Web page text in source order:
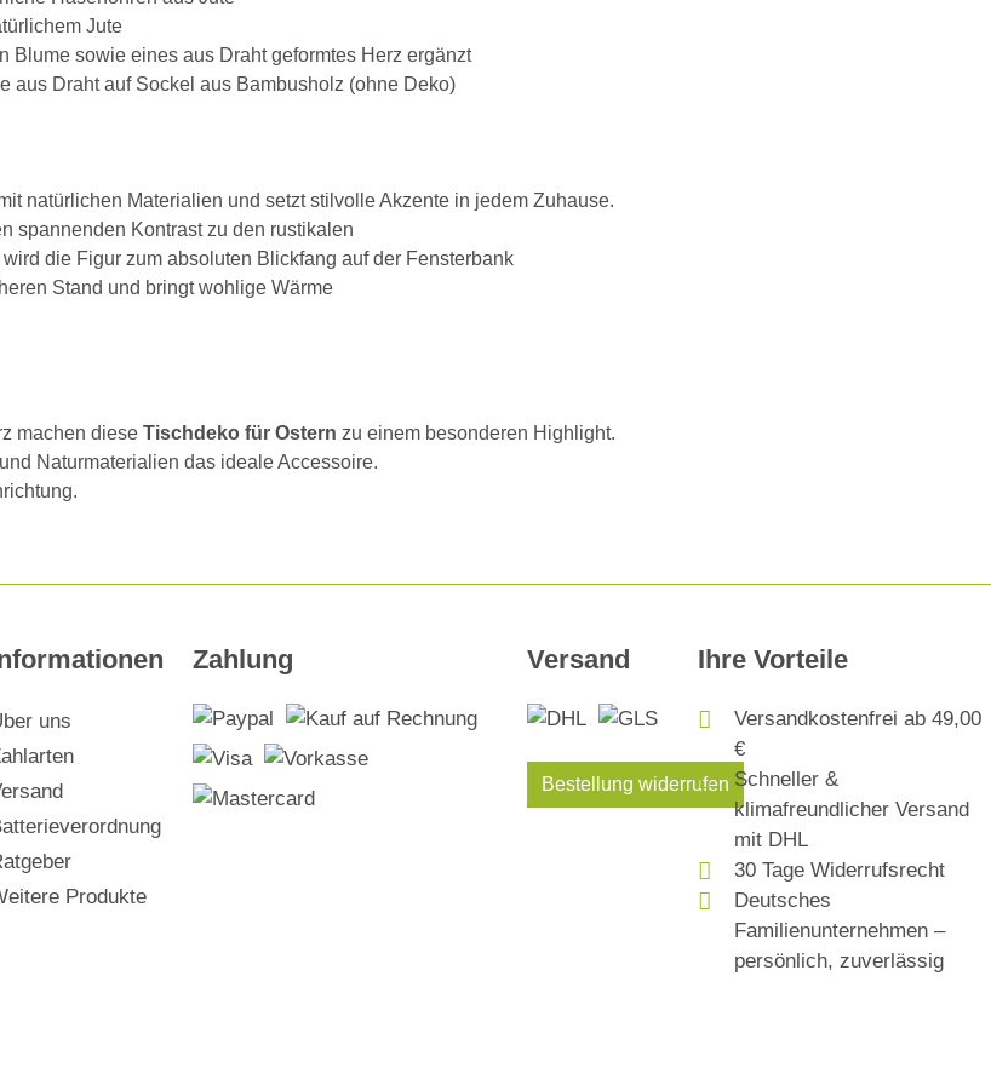
Jute
sowie eines aus Draht geformtes Herz ergänzt
aus Draht auf Sockel aus Bambusholz (ohne Deko)
natürlichen Materialien und setzt stilvolle Akzente in jedem Zuhause.
spannenden Kontrast zu den rustikalen
die Figur zum absoluten Blickfang auf der Fensterbank
Stand und bringt wohlige Wärme
machen diese Tischdeko für Ostern zu einem besonderen Highlight.
Naturmaterialien das ideale Accessoire.
uns
Produkte
Zahlung Versand
Bestellung widerrufen
Ihre Vorteile
Versandkostenfrei ab 49,00
€
Schneller &
klimafreundlicher Versand
mit DHL
30 Tage Widerrufsrecht
Deutsches
Familienunternehmen –
persönlich, zuverlässig